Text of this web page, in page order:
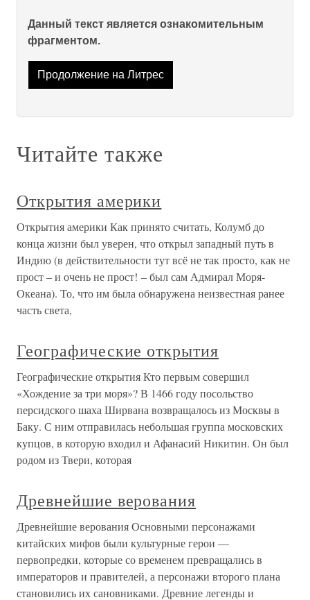
Данный текст является ознакомительным
фрагментом.
Продолжение на Литрес
Читайте также
Открытия америки
Открытия америки Как принято считать, Колумб до
конца жизни был уверен, что открыл западный путь в
Индию (в действительности тут всё не так просто, как не
прост – и очень не прост! – был сам Адмирал Моря-
Океана). То, что им была обнаружена неизвестная ранее
часть света,
Географические открытия
Географические открытия Кто первым совершил
«Хождение за три моря»? В 1466 году посольство
персидского шаха Ширвана возвращалось из Москвы в
Баку. С ним отправилась небольшая группа московских
купцов, в которую входил и Афанасий Никитин. Он был
родом из Твери, которая
Древнейшие верования
Древнейшие верования Основными персонажами
китайских мифов были культурные герои —
первопредки, которые со временем превращались в
императоров и правителей, а персонажи второго плана
становились их сановниками. Древние легенды и